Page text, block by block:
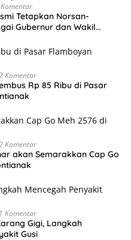
Tetapkan Norsan-
Gubernur dan Wakil
Komentar
Rp 85 Ribu di Pasar
Komentar
akan Semarakkan Cap Go
1 Komentar
Gigi, Langkah
Gusi